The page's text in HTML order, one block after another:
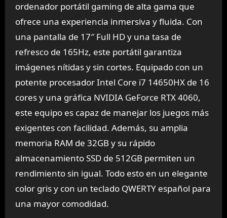
ordenador portátil gaming de alta gama que
ofrece una experiencia inmersiva y fluida. Con
una pantalla de 17″ Full HD y una tasa de
refresco de 165Hz, este portátil garantiza
imágenes nítidas y sin cortes. Equipado con un
potente procesador Intel Core i7 14650HX de 16
cores y una gráfica NVIDIA GeForce RTX 4060,
este equipo es capaz de manejar los juegos más
exigentes con facilidad. Además, su amplia
memoria RAM de 32GB y su rápido
almacenamiento SSD de 512GB permiten un
rendimiento sin igual. Todo esto en un elegante
color gris y con un teclado QWERTY español para
una mayor comodidad.